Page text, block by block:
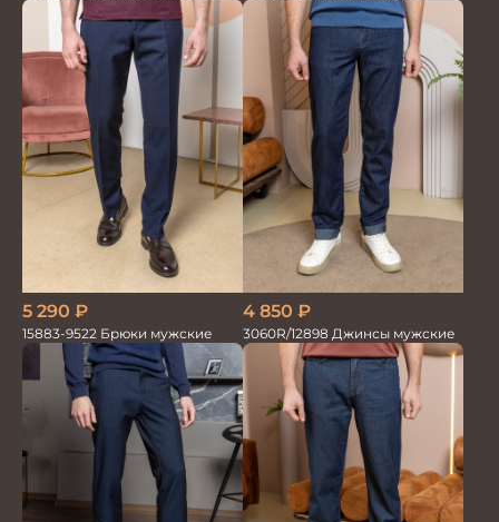
5 290 ₽
15883-9522 Брюки мужские
4 850 ₽
3060R/12898 Джинсы мужские